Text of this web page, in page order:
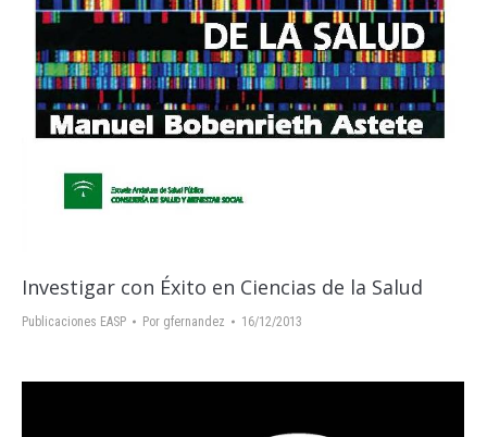
Investigar con Éxito en Ciencias de la Salud
Publicaciones EASP Por gfernandez 16/12/2013